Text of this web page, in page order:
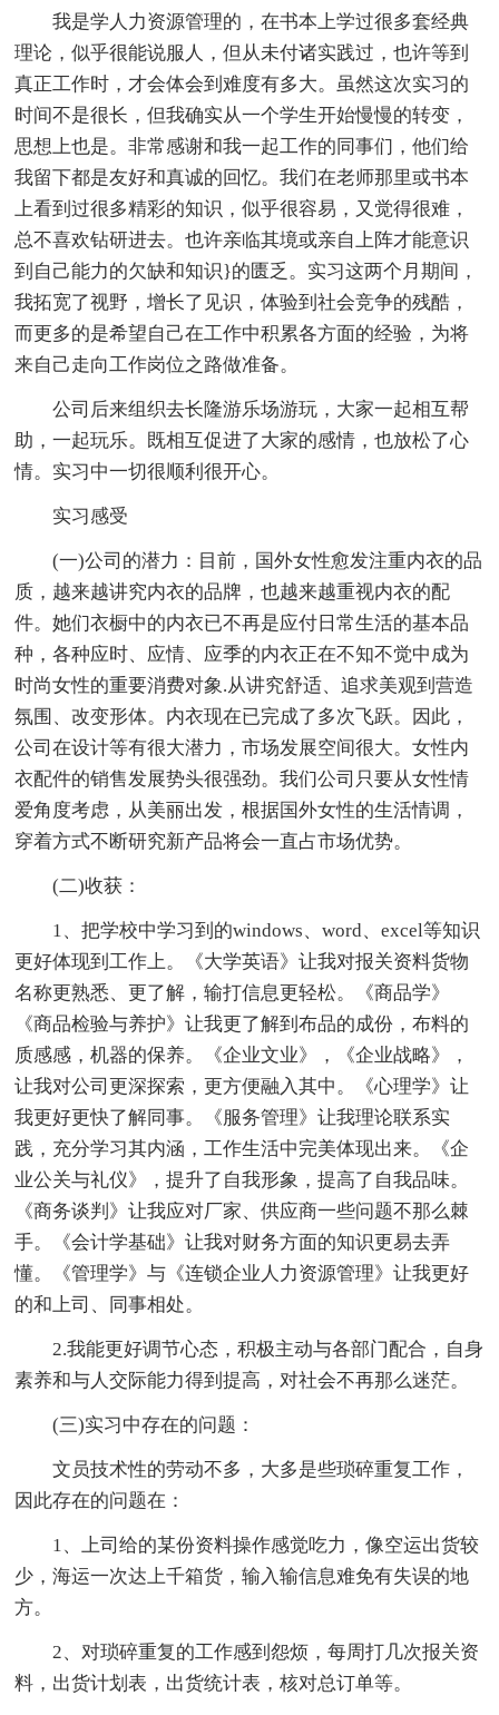
我是学人力资源管理的，在书本上学过很多套经典
理论，似乎很能说服人，但从未付诸实践过，也许等到
真正工作时，才会体会到难度有多大。虽然这次实习的
时间不是很长，但我确实从一个学生开始慢慢的转变，
思想上也是。非常感谢和我一起工作的同事们，他们给
我留下都是友好和真诚的回忆。我们在老师那里或书本
上看到过很多精彩的知识，似乎很容易，又觉得很难，
总不喜欢钻研进去。也许亲临其境或亲自上阵才能意识
到自己能力的欠缺和知识}的匮乏。实习这两个月期间，
我拓宽了视野，增长了见识，体验到社会竞争的残酷，
而更多的是希望自己在工作中积累各方面的经验，为将
来自己走向工作岗位之路做准备。
公司后来组织去长隆游乐场游玩，大家一起相互帮
助，一起玩乐。既相互促进了大家的感情，也放松了心
情。实习中一切很顺利很开心。
实习感受
(一)公司的潜力：目前，国外女性愈发注重内衣的品
质，越来越讲究内衣的品牌，也越来越重视内衣的配
件。她们衣橱中的内衣已不再是应付日常生活的基本品
种，各种应时、应情、应季的内衣正在不知不觉中成为
时尚女性的重要消费对象.从讲究舒适、追求美观到营造
氛围、改变形体。内衣现在已完成了多次飞跃。因此，
公司在设计等有很大潜力，市场发展空间很大。女性内
衣配件的销售发展势头很强劲。我们公司只要从女性情
爱角度考虑，从美丽出发，根据国外女性的生活情调，
穿着方式不断研究新产品将会一直占市场优势。
(二)收获：
1、把学校中学习到的windows、word、excel等知识
更好体现到工作上。《大学英语》让我对报关资料货物
名称更熟悉、更了解，输打信息更轻松。《商品学》
《商品检验与养护》让我更了解到布品的成份，布料的
质感感，机器的保养。《企业文业》，《企业战略》，
让我对公司更深探索，更方便融入其中。《心理学》让
我更好更快了解同事。《服务管理》让我理论联系实
践，充分学习其内涵，工作生活中完美体现出来。《企
业公关与礼仪》，提升了自我形象，提高了自我品味。
《商务谈判》让我应对厂家、供应商一些问题不那么棘
手。《会计学基础》让我对财务方面的知识更易去弄
懂。《管理学》与《连锁企业人力资源管理》让我更好
的和上司、同事相处。
2.我能更好调节心态，积极主动与各部门配合，自身
素养和与人交际能力得到提高，对社会不再那么迷茫。
(三)实习中存在的问题：
文员技术性的劳动不多，大多是些琐碎重复工作，
因此存在的问题在：
1、上司给的某份资料操作感觉吃力，像空运出货较
少，海运一次达上千箱货，输入输信息难免有失误的地
方。
2、对琐碎重复的工作感到怨烦，每周打几次报关资
料，出货计划表，出货统计表，核对总订单等。